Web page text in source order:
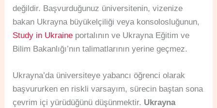
değildir. Başvurduğunuz üniversitenin, vizenize
bakan Ukrayna büyükelçiliği veya konsolosluğunun,
Study in Ukraine portalının ve Ukrayna Eğitim ve
Bilim Bakanlığı’nın talimatlarının yerine geçmez.
Ukrayna’da üniversiteye yabancı öğrenci olarak
başvururken en riskli varsayım, sürecin baştan sona
çevrim içi yürüdüğünü düşünmektir. Ukrayna